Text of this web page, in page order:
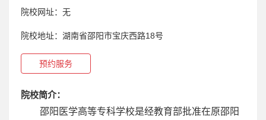
院校网址： 无
院校地址： 湖南省邵阳市宝庆西路18号
预约服务
院校简介：
邵阳医学高等专科学校是经教育部批准在原邵阳